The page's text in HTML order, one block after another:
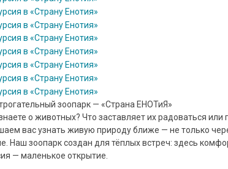
зоопарк — «Страна ЕНОТиЯ»
о животных? Что заставляет их радоваться
вас узнать живую природу ближе — не только
Наш зоопарк создан для тёплых встреч: здесь
— маленькое открытие.